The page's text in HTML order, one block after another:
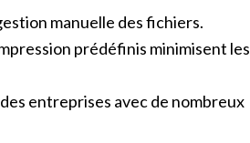
manuelle des fichiers.
prédéfinis minimisent les
entreprises avec de nombreux